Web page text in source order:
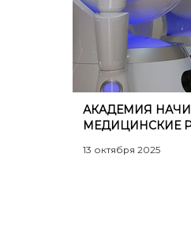
АКАДЕМИЯ
МЕДИЦИНСКИЕ
13 октября 2025